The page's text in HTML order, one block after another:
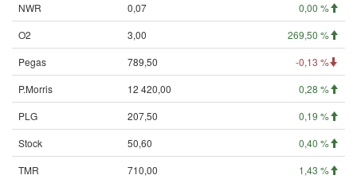
NWR
0,07
0,00 %
O2
3,00
269,50 %
Pegas
789,50
-0,13 %
P.Morris
12 420,00
0,28 %
PLG
207,50
0,19 %
Stock
50,60
0,40 %
TMR
710,00
1,43 %